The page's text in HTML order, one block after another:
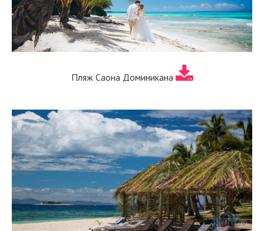
Пляж Саона Доминикана